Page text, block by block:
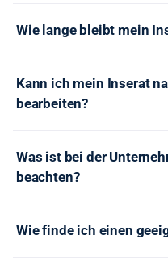
Wie lange bleibt mein
Kann ich mein Inserat
bearbeiten?
Was ist bei der
beachten?
Wie finde ich einen